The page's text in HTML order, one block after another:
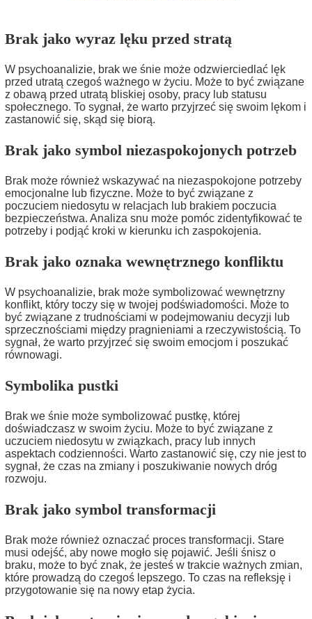
Brak jako wyraz lęku przed stratą
W psychoanalizie, brak we śnie może odzwierciedlać lęk
przed utratą czegoś ważnego w życiu. Może to być związane
z obawą przed utratą bliskiej osoby, pracy lub statusu
społecznego. To sygnał, że warto przyjrzeć się swoim lękom i
zastanowić się, skąd się biorą.
Brak jako symbol niezaspokojonych potrzeb
Brak może również wskazywać na niezaspokojone potrzeby
emocjonalne lub fizyczne. Może to być związane z
poczuciem niedosytu w relacjach lub brakiem poczucia
bezpieczeństwa. Analiza snu może pomóc zidentyfikować te
potrzeby i podjąć kroki w kierunku ich zaspokojenia.
Brak jako oznaka wewnętrznego konfliktu
W psychoanalizie, brak może symbolizować wewnętrzny
konflikt, który toczy się w twojej podświadomości. Może to
być związane z trudnościami w podejmowaniu decyzji lub
sprzecznościami między pragnieniami a rzeczywistością. To
sygnał, że warto przyjrzeć się swoim emocjom i poszukać
równowagi.
Symbolika pustki
Brak we śnie może symbolizować pustkę, której
doświadczasz w swoim życiu. Może to być związane z
uczuciem niedosytu w związkach, pracy lub innych
aspektach codzienności. Warto zastanowić się, czy nie jest to
sygnał, że czas na zmiany i poszukiwanie nowych dróg
rozwoju.
Brak jako symbol transformacji
Brak może również oznaczać proces transformacji. Stare
musi odejść, aby nowe mogło się pojawić. Jeśli śnisz o
braku, może to być znak, że jesteś w trakcie ważnych zmian,
które prowadzą do czegoś lepszego. To czas na refleksję i
przygotowanie się na nowy etap życia.